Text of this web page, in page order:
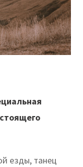
езды, танец